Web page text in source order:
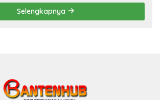
Selengkapnya